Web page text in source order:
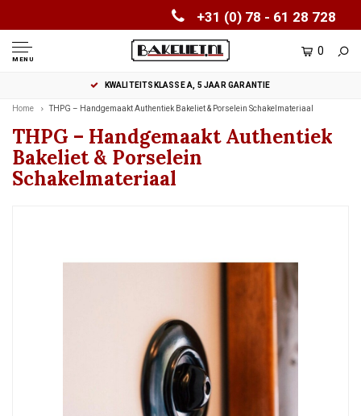
+31 (0) 78 - 61 28 728
MENU
0
KWALITEITSKLASSE A, 5 JAAR GARANTIE
Home THPG – Handgemaakt Authentiek Bakeliet & Porselein Schakelmateriaal
THPG – Handgemaakt Authentiek
Bakeliet & Porselein
Schakelmateriaal